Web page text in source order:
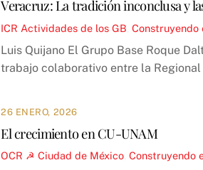
Veracruz: La tradición inconclusa y
ICR Actividades de los GB ,Construyendo
Luis Quijano El Grupo Base Roque
trabajo colaborativo entre la
26 ENERO, 2026
El crecimiento en CU-UNAM
OCR ☭ Ciudad de México ,Construyendo